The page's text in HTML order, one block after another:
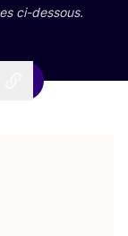
ci-dessous.